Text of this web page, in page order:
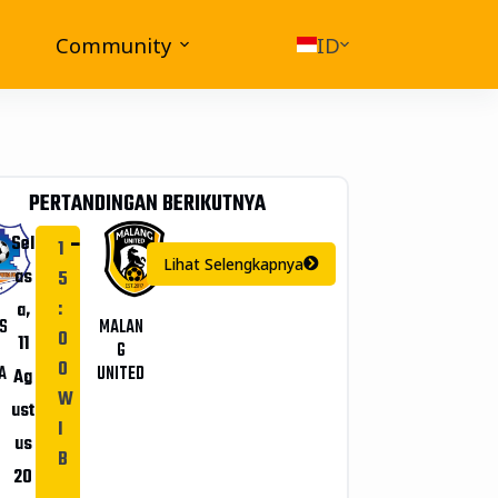
Community ID
PERTANDINGAN BERIKUTNYA
Sel
as
a,
11
Ag
ust
us
20
1
5
:
0
0
W
I
B
-
MALAN
G
UNITED
Lihat Selengkapnya